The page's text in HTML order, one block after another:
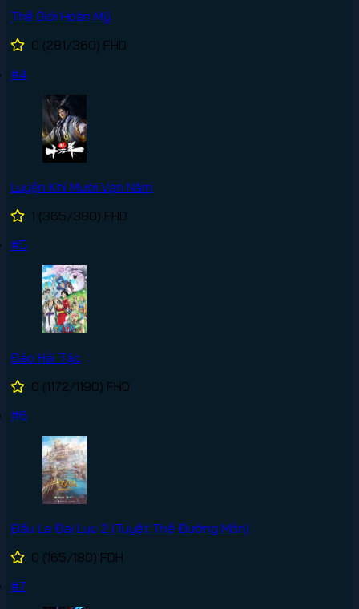
Thế Giới Hoàn Mỹ
0 (281/360) FHD
#4
Luyện Khí Mười Vạn Năm
1 (365/380) FHD
#5
Đảo Hải Tặc
0 (1172/1190) FHD
#6
Đấu La Đại Lục 2 (Tuyệt Thế Đường Môn)
0 (165/180) FDH
#7